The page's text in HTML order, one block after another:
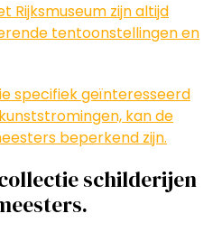
Rijksmuseum zijn altijd
tentoonstellingen en
specifiek geïnteresseerd
kan de
beperkend zijn.
schilderijen